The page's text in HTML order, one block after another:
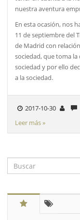
nuestra aventura
En esta ocasión, nos
11 de septiembre del
de Madrid con
sociedad, que toma
sociedad y por ello
a la sociedad.
2017-10-30
Leer más »